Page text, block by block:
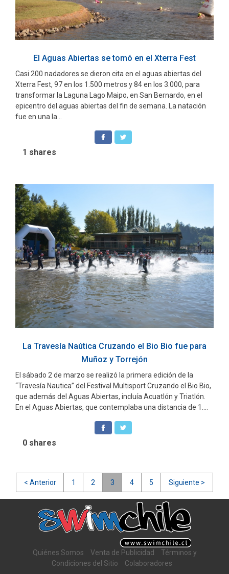
El Aguas Abiertas se tomó en el Xterra Fest
Casi 200 nadadores se dieron cita en el aguas abiertas del
Xterra Fest, 97 en los 1.500 metros y 84 en los 3.000, para
transformar la Laguna Lago Maipo, en San Bernardo, en el
epicentro del aguas abiertas del fin de semana. La natación
fue en una la...
1 shares
La Travesía Naútica Cruzando el Bio Bio fue para
Muñoz y Torrejón
El sábado 2 de marzo se realizó la primera edición de la
“Travesía Nautica” del Festival Multisport Cruzando el Bio Bio,
que además del Aguas Abiertas, incluía Acuatlón y Triatlón.
En el Aguas Abiertas, que contemplaba una distancia de 1....
0 shares
Navegación
de
entradas
< Anterior 1 2 3 4 5 Siguiente >
Quiénes Somos Venta de Publicidad
Términos y
Condiciones del Sitio
Colaboradores